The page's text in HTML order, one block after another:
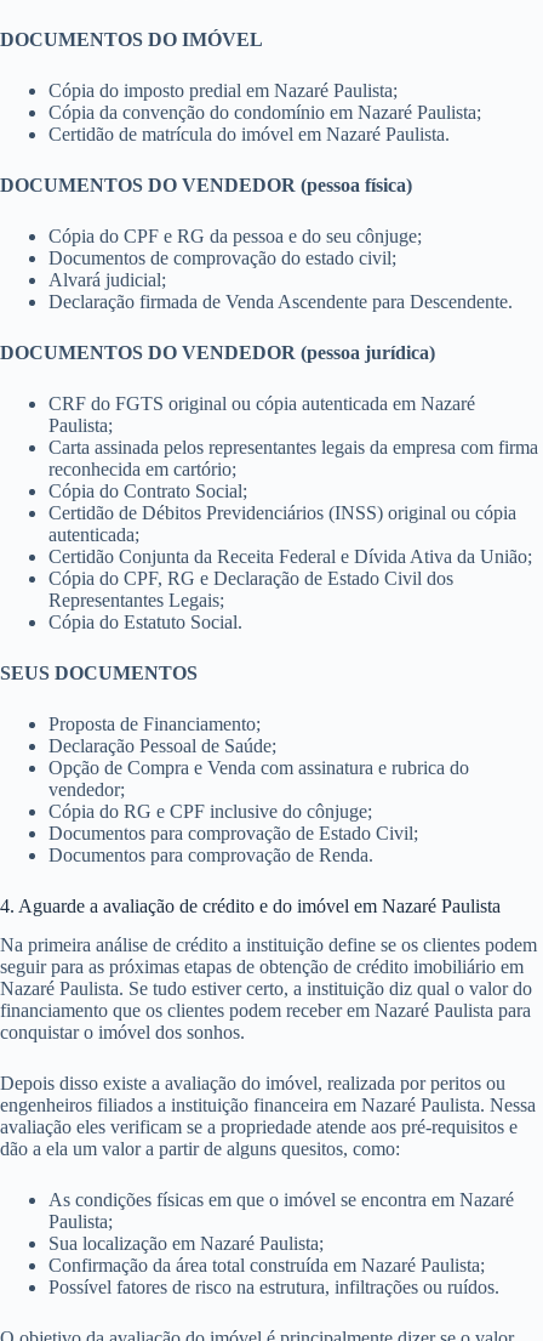
DOCUMENTOS DO IMÓVEL
Cópia do imposto predial em Nazaré Paulista;
Cópia da convenção do condomínio em Nazaré Paulista;
Certidão de matrícula do imóvel em Nazaré Paulista.
DOCUMENTOS DO VENDEDOR (pessoa física)
Cópia do CPF e RG da pessoa e do seu cônjuge;
Documentos de comprovação do estado civil;
Alvará judicial;
Declaração firmada de Venda Ascendente para Descendente.
DOCUMENTOS DO VENDEDOR (pessoa jurídica)
CRF do FGTS original ou cópia autenticada em Nazaré
Paulista;
Carta assinada pelos representantes legais da empresa com firma
reconhecida em cartório;
Cópia do Contrato Social;
Certidão de Débitos Previdenciários (INSS) original ou cópia
autenticada;
Certidão Conjunta da Receita Federal e Dívida Ativa da União;
Cópia do CPF, RG e Declaração de Estado Civil dos
Representantes Legais;
Cópia do Estatuto Social.
SEUS DOCUMENTOS
Proposta de Financiamento;
Declaração Pessoal de Saúde;
Opção de Compra e Venda com assinatura e rubrica do
vendedor;
Cópia do RG e CPF inclusive do cônjuge;
Documentos para comprovação de Estado Civil;
Documentos para comprovação de Renda.
4. Aguarde a avaliação de crédito e do imóvel em Nazaré Paulista
Na primeira análise de crédito a instituição define se os clientes podem
seguir para as próximas etapas de obtenção de crédito imobiliário em
Nazaré Paulista. Se tudo estiver certo, a instituição diz qual o valor do
financiamento que os clientes podem receber em Nazaré Paulista para
conquistar o imóvel dos sonhos.
Depois disso existe a avaliação do imóvel, realizada por peritos ou
engenheiros filiados a instituição financeira em Nazaré Paulista. Nessa
avaliação eles verificam se a propriedade atende aos pré-requisitos e
dão a ela um valor a partir de alguns quesitos, como:
As condições físicas em que o imóvel se encontra em Nazaré
Paulista;
Sua localização em Nazaré Paulista;
Confirmação da área total construída em Nazaré Paulista;
Possível fatores de risco na estrutura, infiltrações ou ruídos.